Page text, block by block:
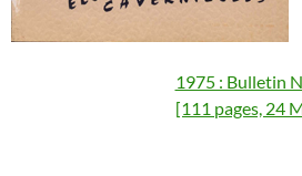
1975 : Bulletin
[111 pages, 24